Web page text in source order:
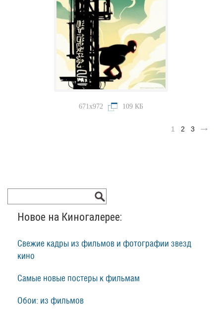
671x972 109 КБ
1 2 3
Новое на Киногалерее:
Свежие кадры из фильмов и фотографии звезд
кино
Самые новые постеры к фильмам
Обои: из фильмов